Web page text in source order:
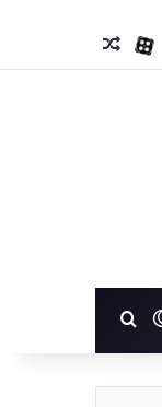
آپاراتنوشته تصادفی
تغییر پوسته
جستجو برای